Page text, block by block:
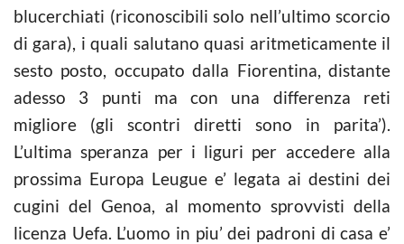
blucerchiati (riconoscibili solo nell’ultimo scorcio
di gara), i quali salutano quasi aritmeticamente il
sesto posto, occupato dalla Fiorentina, distante
adesso 3 punti ma con una differenza reti
migliore (gli scontri diretti sono in parita’).
L’ultima speranza per i liguri per accedere alla
prossima Europa Leugue e’ legata ai destini dei
cugini del Genoa, al momento sprovvisti della
licenza Uefa. L’uomo in piu’ dei padroni di casa e’